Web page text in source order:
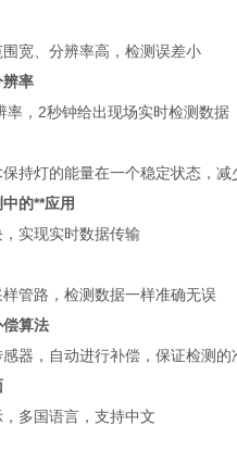
宽、分辨率高，检测误差小
辨率
率，2秒钟给出现场实时检测数据
持灯的能量在一个稳定状态，减
的**应用
实现实时数据传输
管路，检测数据一样准确无误
算法
器，自动进行补偿，保证检测的
多国语言，支持中文